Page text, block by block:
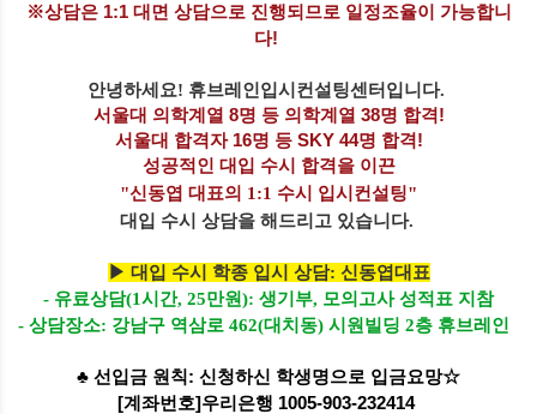
※상담은 1:1 대면 상담으로 진행되므로 일정조율이 가능합니
다!
안녕하세요! 휴브레인입시컨설팅센터입니다.
서울대 의학계열 8명 등 의학계열 38명 합격!
서울대 합격자16명 등 SKY 44명 합격!
성공적인 대입 수시 합격을 이끈
"신동엽 대표의 1:1 수시 입시컨설팅"
대입 수시 상담을 해드리고 있습니다.
▶ 대입 수시 학종 입시 상담: 신동엽대표
- 유료상담(1시간, 25만원): 생기부, 모의고사 성적표 지참
- 상담장소: 강남구 역삼로 462(대치동) 시원빌딩 2층 휴브레인
♣ 선입금 원칙: 신청하신 학생명으로 입금요망☆
[계좌번호]우리은행 1005-903-232414